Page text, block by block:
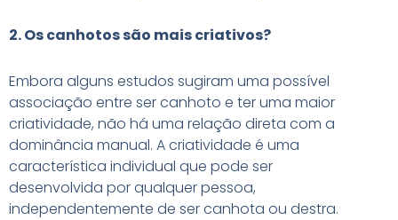
2. Os canhotos são mais criativos?
Embora alguns estudos sugiram uma possível
associação entre ser canhoto e ter uma maior
criatividade, não há uma relação direta com a
dominância manual. A criatividade é uma
característica individual que pode ser
desenvolvida por qualquer pessoa,
independentemente de ser canhota ou destra.